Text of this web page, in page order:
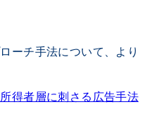
ーチ手法について、より
得者層に刺さる広告手法